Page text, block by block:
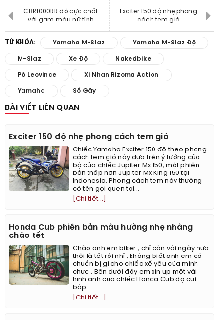
CBR1000RR độ cực chất
với gam màu nữ tính
Exciter 150 độ nhẹ phong
cách tem gió
TỪ KHÓA: Yamaha M-Slaz Yamaha M-Slaz Độ
M-Slaz Xe Độ Nakedbike
Pô Leovince Xi Nhan Rizoma Action
Yamaha Số Gãy
BÀI VIẾT LIÊN QUAN
Exciter 150 độ nhẹ phong cách tem gió
Chiếc Yamaha Exciter 150 độ theo phong
cách tem gió này dựa trên ý tưởng của
bộ của chiếc Jupiter Mx 150, một phiên
bản thấp hơn Jupiter Mx King 150 tại
Indonesia. Phong cách tem này thường
có tên gọi quen tại...
[Chi tiết...]
Honda Cub phiên bản màu hường nhẹ nhàng
chào tết
Chào anh em biker , chỉ còn vài ngày nữa
thôi là tết rồi nhỉ , không biết anh em có
chuẩn bị gì cho chiếc xế yêu của mình
chưa . Bên dưới đây em xin up một vài
hình ảnh của chiếc Honda Cub độ cùi
bắp...
[Chi tiết...]